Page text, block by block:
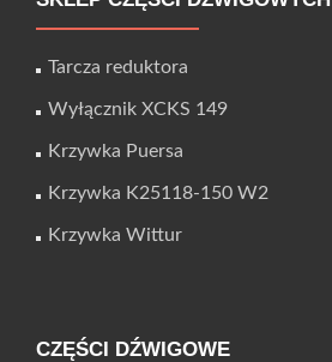
Tarcza reduktora
Wyłącznik XCKS 149
Krzywka Puersa
Krzywka K25118-150 W2
Krzywka Wittur
CZĘŚCI DŹWIGOWE